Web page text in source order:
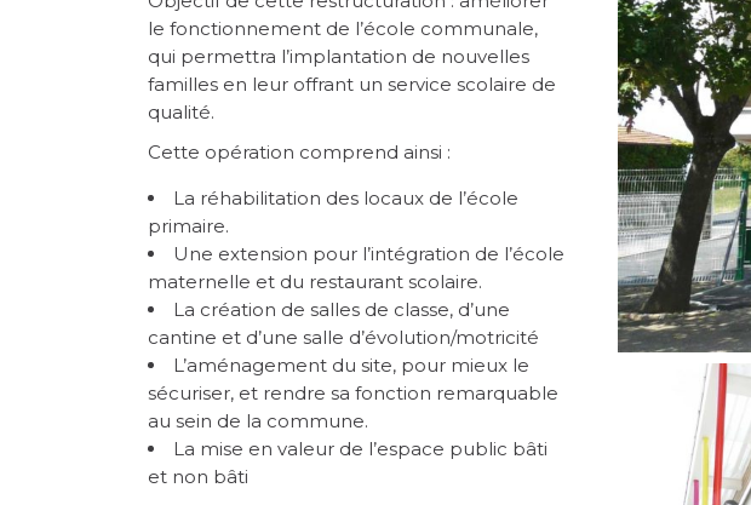
le fonctionnement de l’école communale,
qui permettra l’implantation de nouvelles
familles en leur offrant un service scolaire de
qualité.
Cette opération comprend ainsi :
La réhabilitation des locaux de l’école
primaire.
Une extension pour l’intégration de l’école
maternelle et du restaurant scolaire.
La création de salles de classe, d’une
cantine et d’une salle d’évolution/motricité
L’aménagement du site, pour mieux le
sécuriser, et rendre sa fonction remarquable
au sein de la commune.
La mise en valeur de l’espace public bâti
et non bâti